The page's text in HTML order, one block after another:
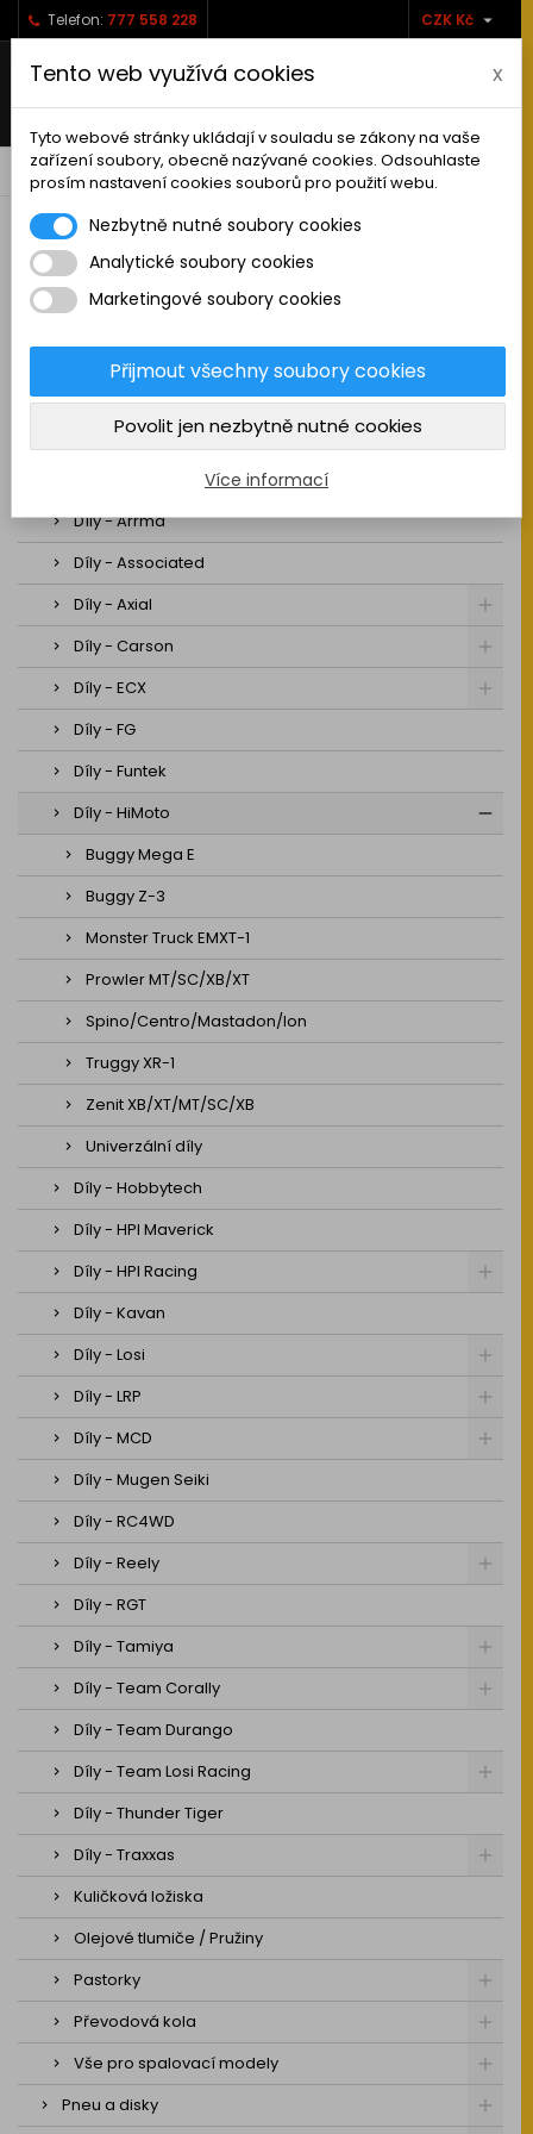
Telefon: 777 558 228 CZK Kč 
   shopping_cart0
RC AUTA
Sestavená auta elektro
Stavebnice aut elektro
Auta na spalovací motor
Náhradní díly
Díly - Arrma
Díly - Associated
Díly - Axial
Díly - Carson
Díly - ECX
Díly - FG
Díly - Funtek
Díly - HiMoto
Buggy Mega E
Buggy Z-3
Monster Truck EMXT-1
Prowler MT/SC/XB/XT
Spino/Centro/Mastadon/Ion
Truggy XR-1
Zenit XB/XT/MT/SC/XB
Univerzální díly
Díly - Hobbytech
Díly - HPI Maverick
Díly - HPI Racing
Díly - Kavan
Díly - Losi
Díly - LRP
Díly - MCD
Díly - Mugen Seiki
Díly - RC4WD
Díly - Reely
Díly - RGT
Díly - Tamiya
Díly - Team Corally
Díly - Team Durango
Díly - Team Losi Racing
Díly - Thunder Tiger
Díly - Traxxas
Kuličková ložiska
Olejové tlumiče / Pružiny
Pastorky
Převodová kola
Vše pro spalovací modely
Pneu a disky
Tento web využívá cookies x
Tyto webové stránky ukládají v souladu se zákony na vaše
zařízení soubory, obecně nazývané cookies. Odsouhlaste
prosím nastavení cookies souborů pro použití webu.
Nezbytně nutné soubory cookies
Analytické soubory cookies
Marketingové soubory cookies
Přijmout všechny soubory cookies
Povolit jen nezbytně nutné cookies
Více informací